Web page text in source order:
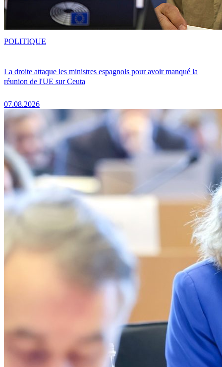
La droite attaque les ministres espagnols pour avoir manqué la
réunion de l'UE sur Ceuta
07.08.2026
POLITIQUE